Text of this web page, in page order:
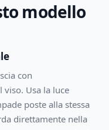
modello
con
Usa la luce
poste alla stessa
direttamente nella